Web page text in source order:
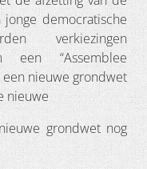
democratische
verkiezingen
“Assemblee
nieuwe grondwet
nieuwe
grondwet nog